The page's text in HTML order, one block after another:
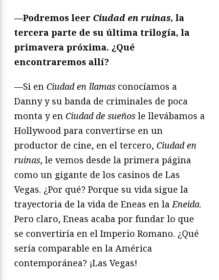
—Podremos leer Ciudad en ruinas, la
tercera parte de su última trilogía, la
primavera próxima. ¿Qué
encontraremos allí?
—Si en Ciudad en llamas conocíamos a
Danny y su banda de criminales de poca
monta y en Ciudad de sueños le llevábamos a
Hollywood para convertirse en un
productor de cine, en el tercero, Ciudad en
ruinas, le vemos desde la primera página
como un gigante de los casinos de Las
Vegas. ¿Por qué? Porque su vida sigue la
trayectoria de la vida de Eneas en laEneida.
Pero claro, Eneas acaba por fundar lo que
se convertiría en el Imperio Romano. ¿Qué
sería comparable en la América
contemporánea? ¡Las Vegas!